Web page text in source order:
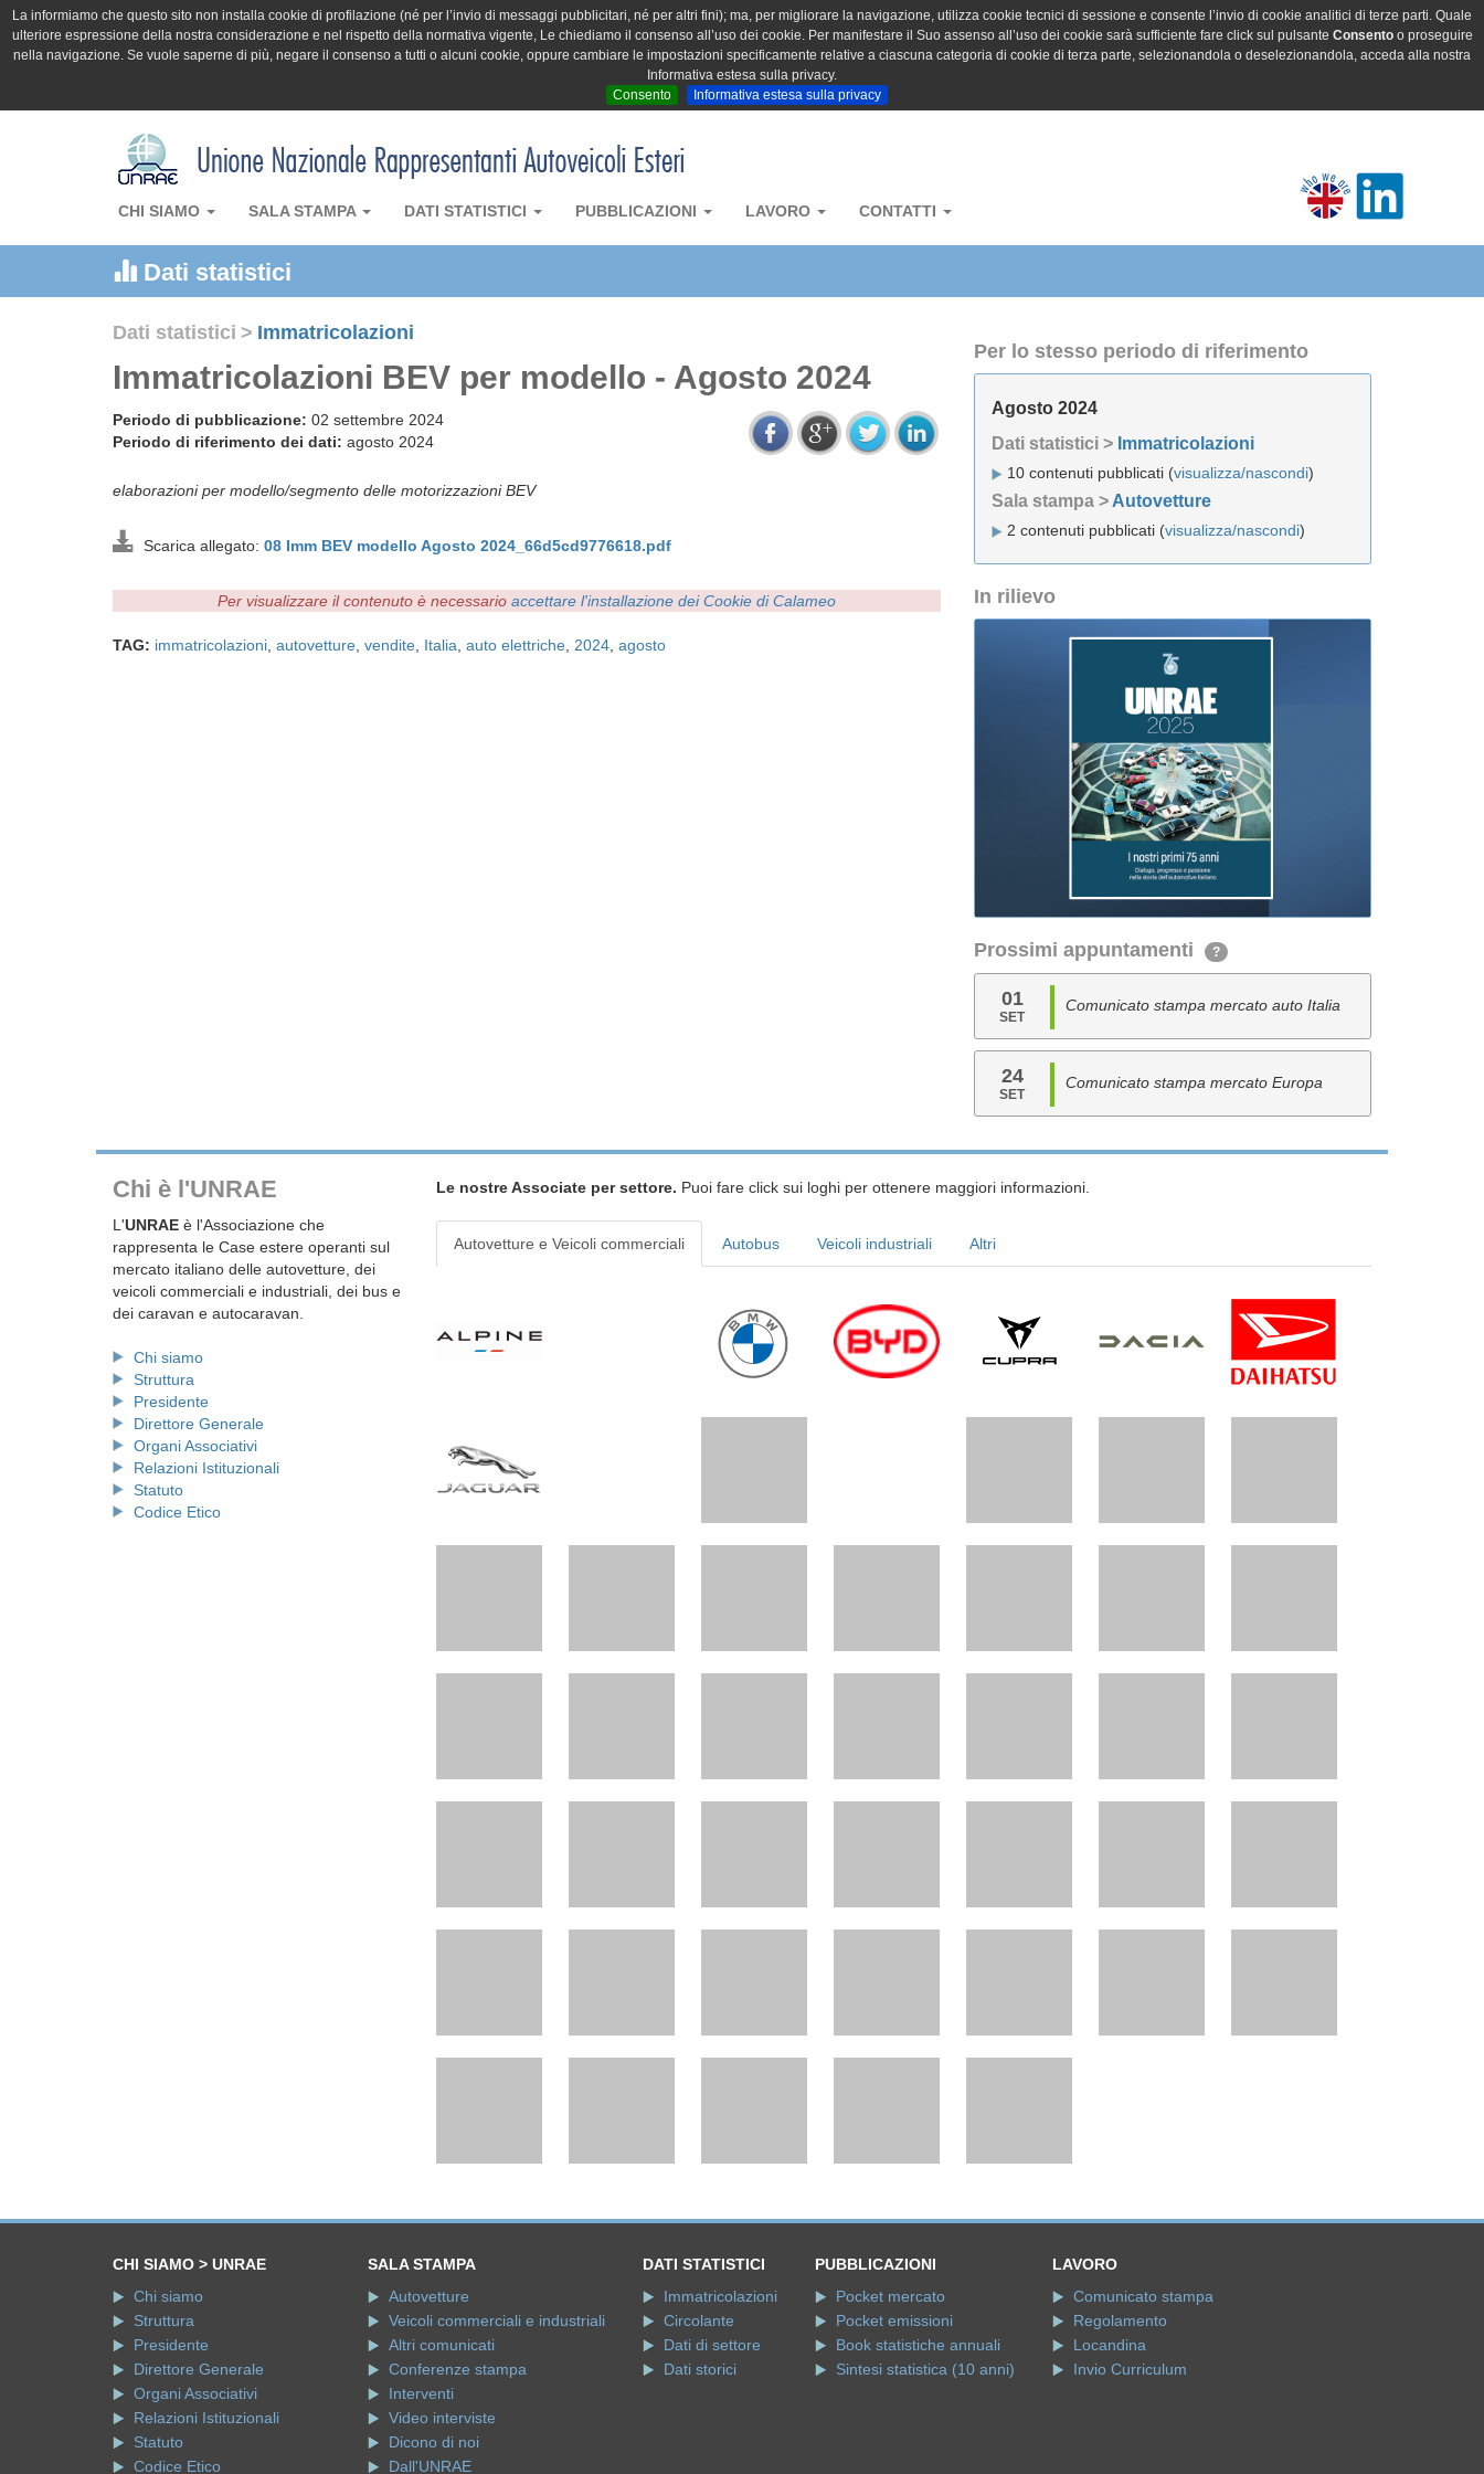
La informiamo che questo sito non installa cookie di profilazione (né per l’invio di messaggi pubblicitari, né per altri fini); ma, per migliorare la navigazione, utilizza cookie tecnici di sessione e consente l’invio di cookie analitici di terze parti. Quale
ulteriore espressione della nostra considerazione e nel rispetto della normativa vigente, Le chiediamo il consenso all’uso dei cookie. Per manifestare il Suo assenso all’uso dei cookie sarà sufficiente fare click sul pulsante Consentoo proseguire
nella navigazione. Se vuole saperne di più, negare il consenso a tutti o alcuni cookie, oppure cambiare le impostazioni specificamente relative a ciascuna categoria di cookie di terza parte, selezionandola o deselezionandola, acceda alla nostra
Informativa estesa sulla privacy.
Consento
Informativa estesa sulla privacy
CHI SIAMO SALA STAMPA DATI STATISTICI PUBBLICAZIONI LAVORO CONTATTI
Dati statistici
Dati statistici > Immatricolazioni
Immatricolazioni BEV per modello - Agosto 2024
Periodo di pubblicazione: 02 settembre 2024
Periodo di riferimento dei dati: agosto 2024
elaborazioni per modello/segmento delle motorizzazioni BEV
Scarica allegato: 08 Imm BEV modello Agosto 2024_66d5cd9776618.pdf
Per visualizzare il contenuto è necessario accettare l'installazione dei Cookie di Calameo
TAG: immatricolazioni autovetture vendite Italia auto elettriche 2024 agosto
Per lo stesso periodo di riferimento
Agosto 2024
Dati statistici > Immatricolazioni
10 contenuti pubblicati (visualizza/nascondi)
Sala stampa > Autovetture
2 contenuti pubblicati (visualizza/nascondi)
In rilievo
Prossimi appuntamenti ?
01
SET
Comunicato stampa mercato auto Italia
24
SET
Comunicato stampa mercato Europa
Chi è l'UNRAE
L'UNRAE è l'Associazione che
rappresenta le Case estere operanti sul
mercato italiano delle autovetture, dei
veicoli commerciali e industriali, dei bus e
dei caravan e autocaravan.
Chi siamo
Struttura
Presidente
Direttore Generale
Organi Associativi
Relazioni Istituzionali
Statuto
Codice Etico
Le nostre Associate per settore. Puoi fare click sui loghi per ottenere maggiori informazioni.
Autovetture e Veicoli commerciali Autobus Veicoli industriali Altri
CHI SIAMO > UNRAE
Chi siamo
Struttura
Presidente
Direttore Generale
Organi Associativi
Relazioni Istituzionali
Statuto
Codice Etico
SALA STAMPA
Autovetture
Veicoli commerciali e industriali
Altri comunicati
Conferenze stampa
Interventi
Video interviste
Dicono di noi
Dall'UNRAE
DATI STATISTICI
Immatricolazioni
Circolante
Dati di settore
Dati storici
PUBBLICAZIONI
Pocket mercato
Pocket emissioni
Book statistiche annuali
Sintesi statistica (10 anni)
LAVORO
Comunicato stampa
Regolamento
Locandina
Invio Curriculum